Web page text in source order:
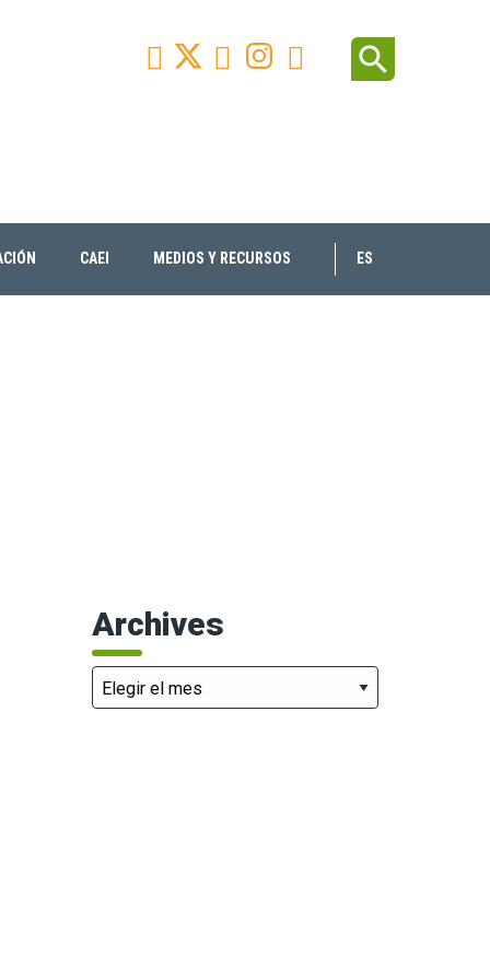
 Facebook
 YoutubeInstagram
 Linkedin
search
CAEI MEDIOS Y RECURSOS ES
Archives
Archives